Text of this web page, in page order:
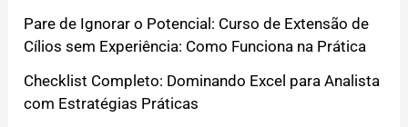
Pare de Ignorar o Potencial: Curso de Extensão de
Cílios sem Experiência: Como Funciona na Prática
Checklist Completo: Dominando Excel para Analista
com Estratégias Práticas